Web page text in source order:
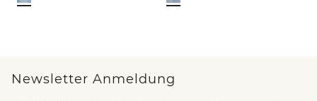
Newsletter Anmeldung